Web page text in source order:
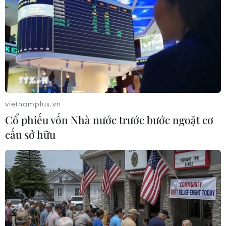
“Nghe” buôn làng Tây
Nguyên kể chuyện bản sắc
văn hóa giữa lòng Hà Nội
10/08/2026 04:20
“Người Nhện” lập kỳ tích,
“The Odyssey” cán mốc 1 tỷ
USD doanh thu phòng vé
10/08/2026 03:57
Phim Việt lần thứ tư ghi
dấu ấn tại chương trình
chiếu phim mùa Hè ở
Berlin
10/08/2026 02:28
Chuỗi chương trình nghệ
thuật lan tỏa tinh thần
hiếu hạnh mùa Vu Lan
09/08/2026 15:02
vietnamplus.vn
Cổ phiếu vốn Nhà nước trước bước ngoặt cơ
cấu sở hữu